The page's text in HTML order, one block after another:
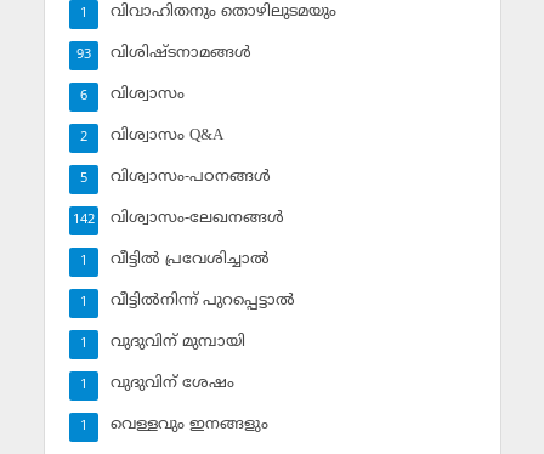
വിവാഹിതനും തൊഴിലുടമയും
1
വിശിഷ്ടനാമങ്ങള്‍
93
വിശ്വാസം
6
വിശ്വാസം Q&A
2
വിശ്വാസം-പഠനങ്ങള്‍
5
വിശ്വാസം-ലേഖനങ്ങള്‍
142
വീട്ടില്‍ പ്രവേശിച്ചാല്‍
1
വീട്ടില്‍നിന്ന് പുറപ്പെട്ടാല്‍
1
വുദുവിന് മുമ്പായി
1
വുദുവിന് ശേഷം
1
വെള്ളവും ഇനങ്ങളും
1